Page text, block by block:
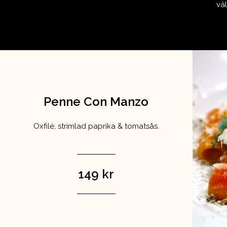
Penne Con Manzo
Oxfilé, strimlad paprika & tomatsås.
149 kr